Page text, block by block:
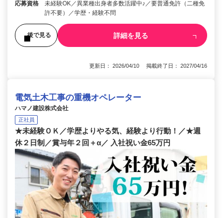
応募資格
未経験OK／異業種出身者多数活躍中♪／要普通免許（二種免
許不要）／学歴・経験不問
後で見る 詳細を見る
更新日： 2026/04/10 掲載終了日： 2027/04/16
電気土木工事の重機オペレーター
ハマノ建設株式会社
正社員
★未経験ＯＫ／学歴よりやる気、経験より行動！／★週
休２日制／賞与年２回＋α／ 入社祝い金65万円